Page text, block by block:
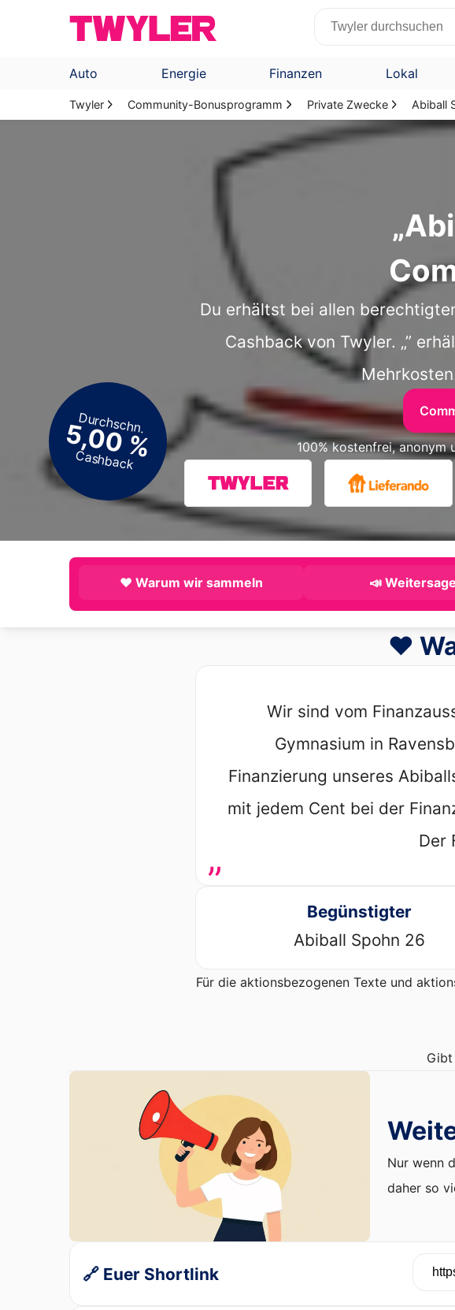
Auto Energie Finanzen Lokal
Twyler Community-Bonusprogramm Private Zwecke Abiball
Du erhältst bei allen
Cashback von Twyler. „”
100% kostenfrei, anonym
Durchschn.
5,00 %
Cashback
❤️ Warum wir sammeln 📣
❤️
„
Wir sind vom
Gymnasium in
Finanzierung unseres
mit jedem Cent bei der
Der
Begünstigter
Abiball Spohn 26
Für die aktionsbezogenen Texte und
Gibt
Nur wenn
daher so
🔗 Euer Shortlink